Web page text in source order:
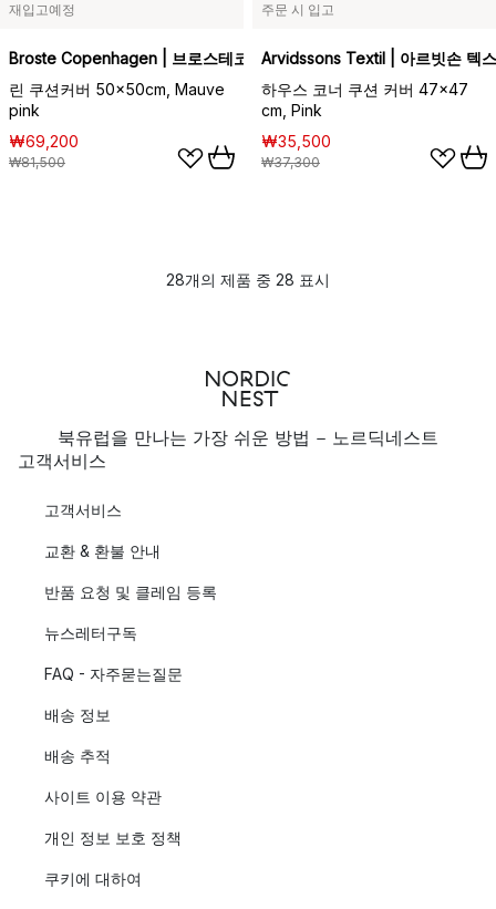
재입고예정
Broste Copenhagen | 브로스테코펜하겐
린 쿠션커버 50x50cm, Mauve
pink
₩69,200
₩81,500
주문 시 입고
Arvidssons Textil | 아르빗손 텍
하우스 코너 쿠션 커버 47x47
cm, Pink
₩35,500
₩37,300
28개의 제품 중 28 표시
북유럽을 만나는 가장 쉬운 방법 - 노르딕네스트
고객서비스
고객서비스
교환 & 환불 안내
반품 요청 및 클레임 등록
뉴스레터구독
FAQ - 자주묻는질문
배송 정보
배송 추적
사이트 이용 약관
개인 정보 보호 정책
쿠키에 대하여